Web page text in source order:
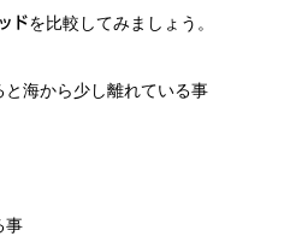
ドを比較してみましょう。
海から少し離れている事
事